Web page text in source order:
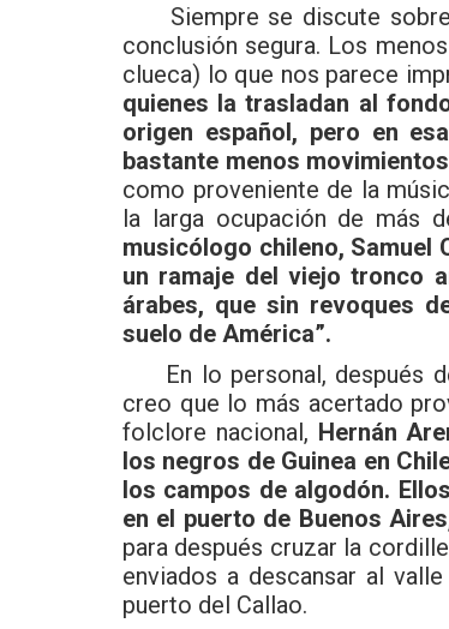
Siempre se discute sobre
conclusión segura. Los
clueca) lo que nos parece
quienes la trasladan al
origen español, pero en
bastante menos
como proveniente de la
la larga ocupación de más
musicólogo chileno, Samuel
un ramaje del viejo tronco
árabes, que sin revoques
suelo de América”.
En lo personal, después
creo que lo más acertado
folclore nacional, Hernán
los negros de Guinea en
los campos de algodón.
en el puerto de Buenos
para después cruzar la
enviados a descansar al
puerto del Callao.